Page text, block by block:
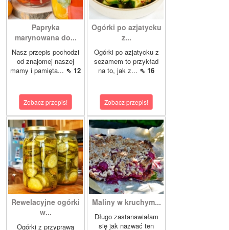
Papryka
marynowana do...
Nasz przepis pochodzi
od znajomej naszej
mamy i pamięta... ⇖ 12
Zobacz przepis!
Ogórki po azjatycku
z...
Ogórki po azjatycku z
sezamem to przykład
na to, jak z... ⇖ 16
Zobacz przepis!
Rewelacyjne ogórki
w...
Ogórki z przyprawą
Maliny w kruchym...
Długo zastanawiałam
się jak nazwać ten